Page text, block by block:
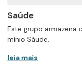
Saúde
Este grupo armazena
mínio Sáude.
leia mais